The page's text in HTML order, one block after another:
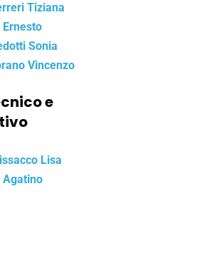
Tiziana
Ernesto
Sonia
Vincenzo
e
Lisa
Agatino